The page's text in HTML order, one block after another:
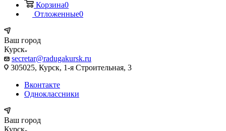
Корзина0
Отложенные0
Ваш город
Курск
secretar@radugakursk.ru
305025, Курск, 1-я Строительная, 3
Вконтакте
Одноклассники
Ваш город
Курск